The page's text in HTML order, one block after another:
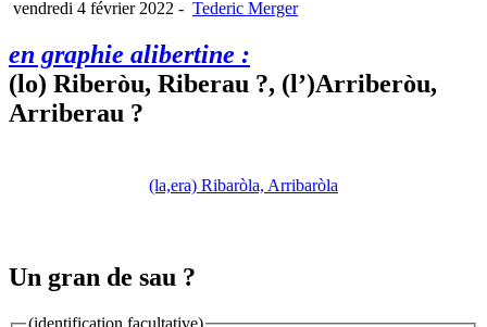
vendredi 4 février 2022 - Tederic Merger
en graphie alibertine :
(lo) Riberòu, Riberau ?, (l’)Arriberòu,
Arriberau ?
(la,era) Ribaròla, Arribaròla
Un gran de sau ?
(identification facultative)